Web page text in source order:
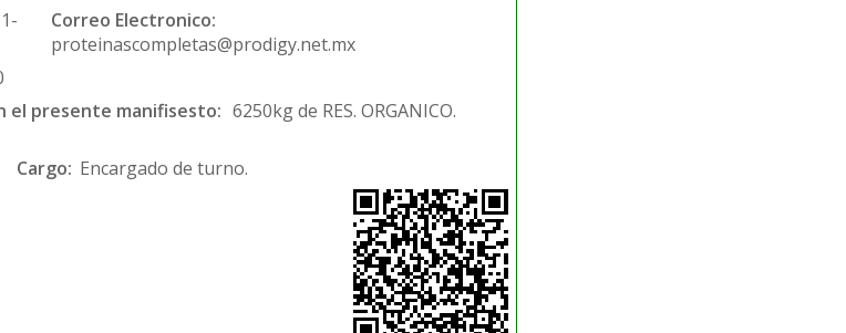
Correo Electronico:
proteinascompletas@prodigy.net.mx
el presente manifisesto: 6250kg de RES. ORGANICO.
Cargo: Encargado de turno.